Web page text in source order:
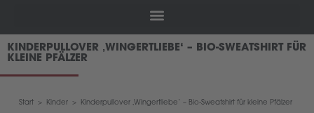
KINDERPULLOVER ‚WINGERTLIEBE‘ – BIO-SWEATSHIRT FÜR
KLEINE PFÄLZER
Start > Kinder > Kinderpullover ‚Wingertliebe‘ – Bio-Sweatshirt für kleine Pfälzer